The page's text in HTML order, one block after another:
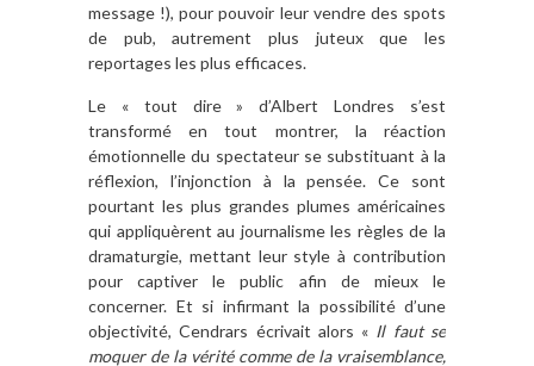
message !), pour pouvoir leur vendre des spots
de pub, autrement plus juteux que les
reportages les plus efficaces.
Le « tout dire » d’Albert Londres s’est
transformé en tout montrer, la réaction
émotionnelle du spectateur se substituant à la
réflexion, l’injonction à la pensée. Ce sont
pourtant les plus grandes plumes américaines
qui appliquèrent au journalisme les règles de la
dramaturgie, mettant leur style à contribution
pour captiver le public afin de mieux le
concerner. Et si infirmant la possibilité d’une
objectivité, Cendrars écrivait alors « Il faut se
moquer de la vérité comme de la vraisemblance,